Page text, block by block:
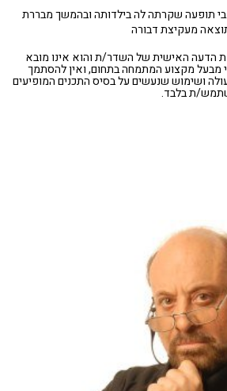
ה-74 תוהה לגבי תופעה שקרתה לה בילדותה ובהמשך מבררת
מעקיצת דבורה
הדעה האישית של השדר/ת והוא אינו מובא
מבעל מקצוע המתמחה בתחום, ואין להסתמך
ושימוש שנעשים על בסיס התכנים המופיעים
ת בלבד.